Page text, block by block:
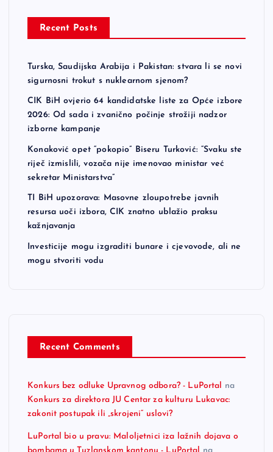
Recent Posts
Turska, Saudijska Arabija i Pakistan: stvara li se novi
sigurnosni trokut s nuklearnom sjenom?
CIK BiH ovjerio 64 kandidatske liste za Opće izbore
2026: Od sada i zvanično počinje strožiji nadzor
izborne kampanje
Konaković opet “pokopio” Biseru Turković: “Svaku ste
riječ izmislili, vozača nije imenovao ministar već
sekretar Ministarstva”
TI BiH upozorava: Masovne zloupotrebe javnih
resursa uoči izbora, CIK znatno ublažio praksu
kažnjavanja
Investicije mogu izgraditi bunare i cjevovode, ali ne
mogu stvoriti vodu
Recent Comments
Konkurs bez odluke Upravnog odbora? - LuPortal
na
Konkurs za direktora JU Centar za kulturu Lukavac:
zakonit postupak ili „skrojeni“ uslovi?
LuPortal bio u pravu: Maloljetnici iza lažnih dojava o